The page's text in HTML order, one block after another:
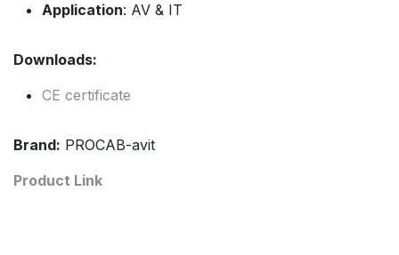
Application: AV & IT
Downloads:
CE certificate
Brand: PROCAB-avit
Product Link